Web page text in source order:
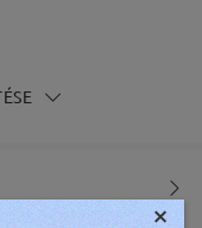
me, which is
quite black, not
×